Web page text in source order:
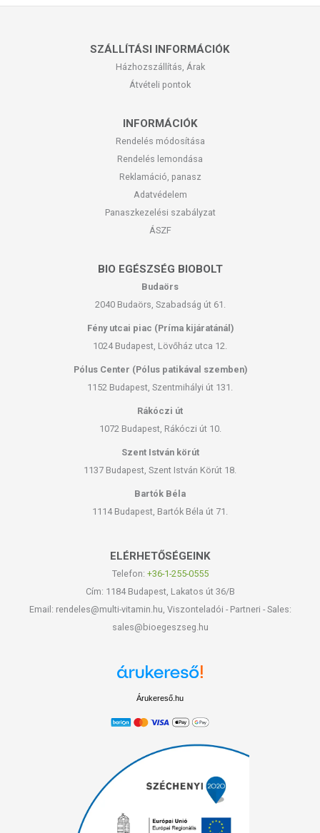
SZÁLLÍTÁSI INFORMÁCIÓK
Házhozszállítás, Árak
Átvételi pontok
INFORMÁCIÓK
Rendelés módosítása
Rendelés lemondása
Reklamáció, panasz
Adatvédelem
Panaszkezelési szabályzat
ÁSZF
BIO EGÉSZSÉG BIOBOLT
Budaörs
2040 Budaörs, Szabadság út 61.
Fény utcai piac (Príma kijáratánál)
1024 Budapest, Lövőház utca 12.
Pólus Center (Pólus patikával szemben)
1152 Budapest, Szentmihályi út 131.
Rákóczi út
1072 Budapest, Rákóczi út 10.
Szent István körút
1137 Budapest, Szent István Körút 18.
Bartók Béla
1114 Budapest, Bartók Béla út 71.
ELÉRHETŐSÉGEINK
Telefon: +36-1-255-0555
Cím: 1184 Budapest, Lakatos út 36/B
Email: rendeles@multi-vitamin.hu, Viszonteladói - Partneri - Sales:
sales@bioegeszseg.hu
Árukereső.hu